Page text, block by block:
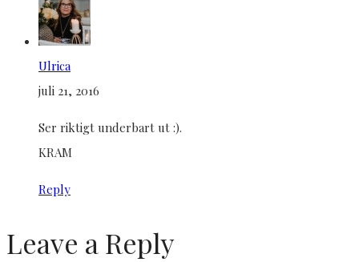
Ulrica
juli 21, 2016
Ser riktigt underbart ut :).
KRAM
Reply
Leave a Reply